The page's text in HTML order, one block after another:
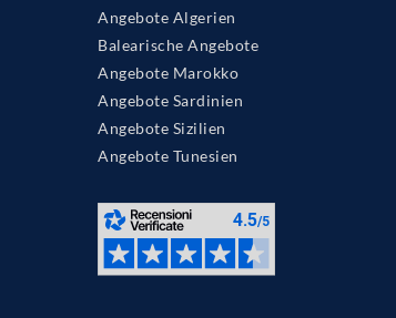
Angebote Algerien
Balearische Angebote
Angebote Marokko
Angebote Sardinien
Angebote Sizilien
Angebote Tunesien